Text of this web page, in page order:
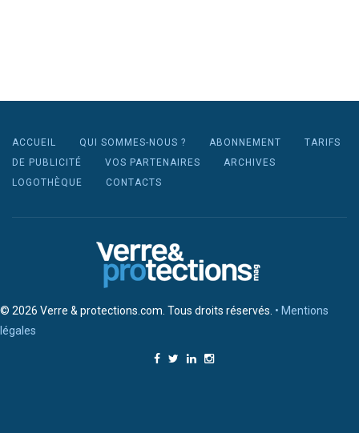
ACCUEIL QUI SOMMES-NOUS ? ABONNEMENT
TARIFS
DE PUBLICITÉ
VOS PARTENAIRES
ARCHIVES
LOGOTHÈQUE
CONTACTS
© 2026 Verre & protections.com. Tous droits réservés. • Mentions
légales